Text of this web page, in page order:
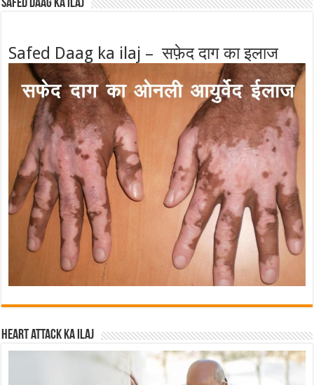
Safed Daag ka ilaj
Safed Daag ka ilaj – सफ़ेद दाग का इलाज
Heart attack ka ilaj